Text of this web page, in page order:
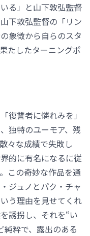
る」と山下敦弘監督
下敦弘監督の「リン
象徴から自らのスタ
たしたターニングポ
復讐者に憐れみを」
独特のユーモア、残
々な成績で失敗し
的に有名になるに従
この奇妙な作品を通
ジュノとパク・チャ
う理由を見せてくれ
誘拐し、それを“い
純粋で、露出のある